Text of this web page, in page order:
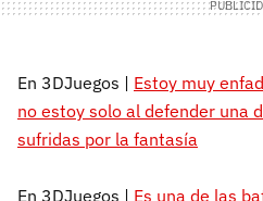
En 3DJuegos | Estoy muy
no estoy solo al defender una
sufridas por la fantasía
En 3DJuegos | Es una de las